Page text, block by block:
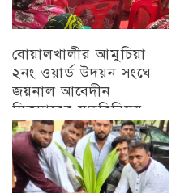
বোয়ালখালীর আমুচিয়া
২নং ওয়ার্ড উদয়ন সংঘে
জয়নাল আবেদীন
সিকদারের মতবিনিময়
অন্যান্য